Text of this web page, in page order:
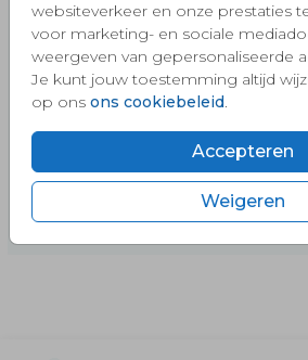
websiteverkeer en onze prestaties
voor marketing- en sociale
weergeven van gepersonaliseerde
Je kunt jouw toestemming altijd
op ons ons cookiebeleid.
Accepteren
Weigeren